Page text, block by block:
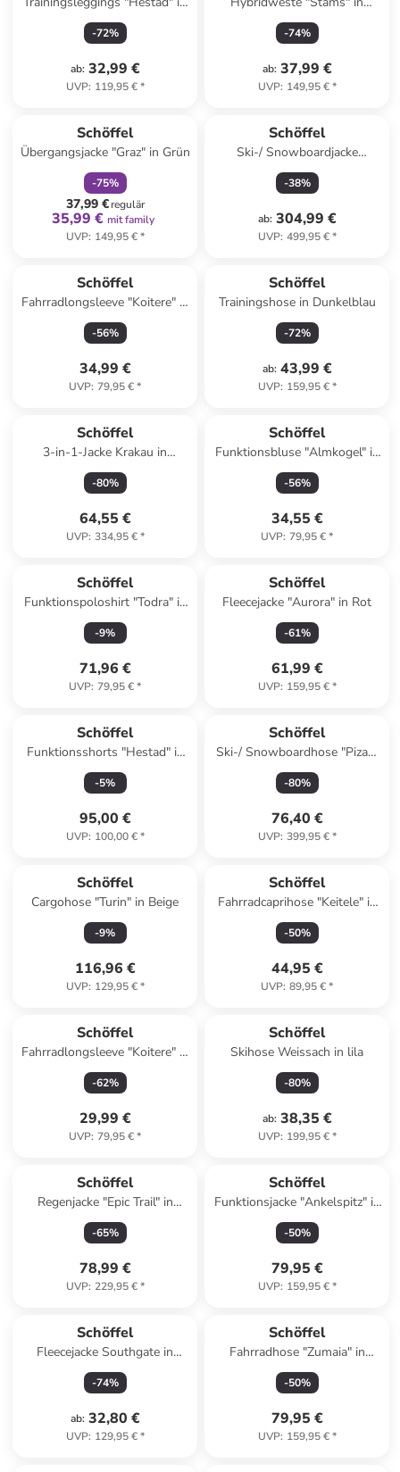
Flieder/ Dunkelblau
-72%
ab: 32,99 €
UVP: 119,95 €*
Orange
-74%
ab: 37,99 €
UVP: 149,95 €*
Schöffel
Übergangsjacke "Graz" in Grün
-75%
37,99 €regulär
35,99 € mit family
UVP: 149,95 €*
Schöffel
Ski-/ Snowboardjacke
"Milagle" in Blau
-38%
ab: 304,99 €
UVP: 499,95 €*
Schöffel
Fahrradlongsleeve "Koitere" in
Senf
-56%
34,99 €
UVP: 79,95 €*
Schöffel
Trainingshose in Dunkelblau
-72%
ab: 43,99 €
UVP: 159,95 €*
Schöffel
3-in-1-Jacke Krakau in
schwarz
-80%
64,55 €
UVP: 334,95 €*
Schöffel
Funktionsbluse "Almkogel" in
Rot
-56%
34,55 €
UVP: 79,95 €*
Schöffel
Funktionspoloshirt "Todra" in
Mint
-9%
71,96 €
UVP: 79,95 €*
Schöffel
Fleecejacke "Aurora" in Rot
-61%
61,99 €
UVP: 159,95 €*
Schöffel
Funktionsshorts "Hestad" in
Grün
-5%
95,00 €
UVP: 100,00 €*
Schöffel
Ski-/ Snowboardhose "Pizac"
in Lila
-80%
76,40 €
UVP: 399,95 €*
Schöffel
Cargohose "Turin" in Beige
-9%
116,96 €
UVP: 129,95 €*
Schöffel
Fahrradcaprihose "Keitele" in
Grün
-50%
44,95 €
UVP: 89,95 €*
Schöffel
Fahrradlongsleeve "Koitere" in
Lila
-62%
29,99 €
UVP: 79,95 €*
Schöffel
Skihose Weissach in lila
-80%
ab: 38,35 €
UVP: 199,95 €*
Schöffel
Regenjacke "Epic Trail" in
Türkis
-65%
78,99 €
UVP: 229,95 €*
Schöffel
Funktionsjacke "Ankelspitz" in
Dunkelblau
-50%
79,95 €
UVP: 159,95 €*
Schöffel
Fleecejacke Southgate in
schwarz
-74%
ab: 32,80 €
UVP: 129,95 €*
Schöffel
Fahrradhose "Zumaia" in
Schwarz
-50%
79,95 €
UVP: 159,95 €*